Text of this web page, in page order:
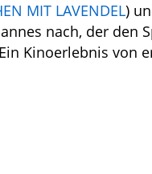
MIT LAVENDEL)
nach, der den
Kinoerlebnis von